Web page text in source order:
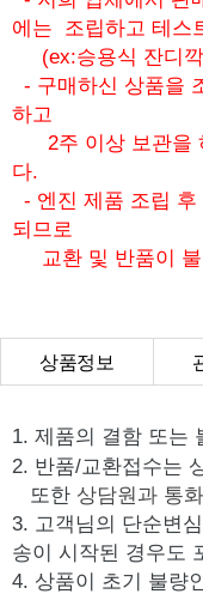
에는 조립하고 테스
(ex:승용식 잔디깍
- 구매하신 상품을
하고
2주 이상 보관을
다.
- 엔진 제품 조립
되므로
교환 및 반품이 불
상품정보
1. 제품의 결함 또는
2. 반품/교환접수는
또한 상담원과 통
3. 고객님의 단순변
송이 시작된 경우도
4. 상품이 초기 불량